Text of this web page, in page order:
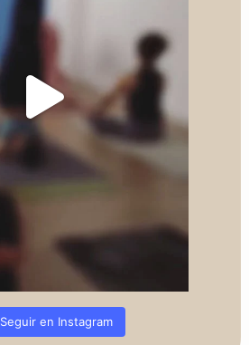
Seguir en Instagram